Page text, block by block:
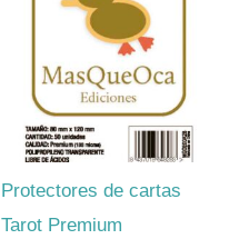
Protectores de cartas
Tarot Premium